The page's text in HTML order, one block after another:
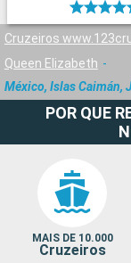
Cruzeiros
Queen Elizabeth
México, Islas Caimán,
POR QUE
MAIS DE 10.000
Cruzeiros